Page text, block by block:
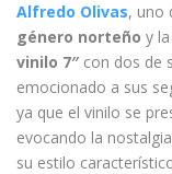
Alfredo Olivas, uno
género norteño y
vinilo 7″ con dos de
emocionado a sus
ya que el vinilo se
evocando la
su estilo